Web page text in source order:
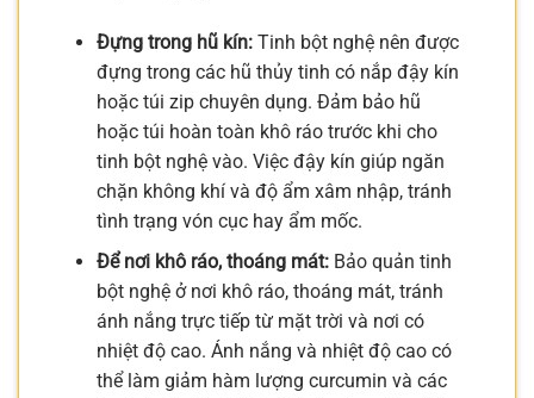
Đựng trong hũ kín:Tinh bột nghệ nên được
đựng trong các hũ thủy tinh có nắp đậy kín
hoặc túi zip chuyên dụng. Đảm bảo hũ
hoặc túi hoàn toàn khô ráo trước khi cho
tinh bột nghệ vào. Việc đậy kín giúp ngăn
chặn không khí và độ ẩm xâm nhập, tránh
tình trạng vón cục hay ẩm mốc.
Để nơi khô ráo, thoáng mát:Bảo quản tinh
bột nghệ ở nơi khô ráo, thoáng mát, tránh
ánh nắng trực tiếp từ mặt trời và nơi có
nhiệt độ cao. Ánh nắng và nhiệt độ cao có
thể làm giảm hàm lượng curcumin và các